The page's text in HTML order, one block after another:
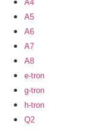
A4
A5
A6
A7
A8
e-tron
g-tron
h-tron
Q2